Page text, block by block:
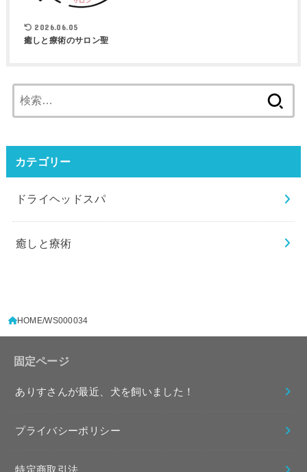
2026.06.05
癒しと療術のサロン聖
索:
カテゴリー
ドライヘッドスパ
癒しと療術
HOME WS000034
固定ページ
ありすさんが最近、犬を飼いました！
プライバシーポリシー